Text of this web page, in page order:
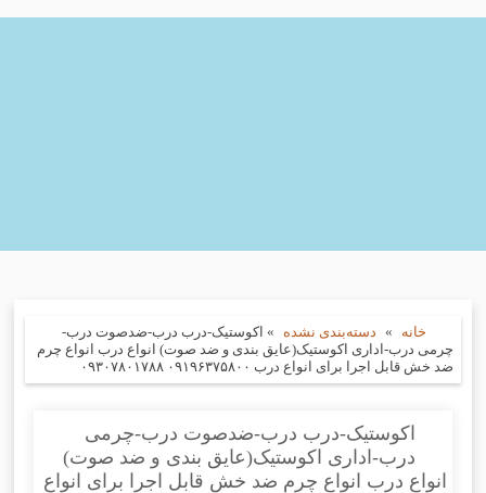
خانه » دسته‌بندی نشده » اکوستیک-درب درب-ضدصوت درب-
چرمی درب-اداری اکوستیک(عایق بندی و ضد صوت) انواع درب انواع چرم
ضد خش قابل اجرا برای انواع درب ۰۹۱۹۶۳۷۵۸۰۰ ۰۹۳۰۷۸۰۱۷۸۸
اکوستیک-درب درب-ضدصوت درب-چرمی
درب-اداری اکوستیک(عایق بندی و ضد صوت)
انواع درب انواع چرم ضد خش قابل اجرا برای انواع